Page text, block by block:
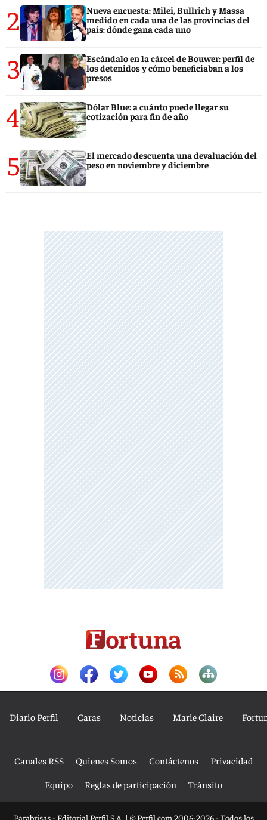
2
Nueva encuesta: Milei, Bullrich y Massa
medido en cada una de las provincias del
país: dónde gana cada uno
3
Escándalo en la cárcel de Bouwer: perfil de
los detenidos y cómo beneficiaban a los
presos
4
Dólar Blue: a cuánto puede llegar su
cotización para fin de año
5
El mercado descuenta una devaluación del
peso en noviembre y diciembre
Diario Perfil Caras Noticias Marie Claire
Canales RSS Quienes Somos Contáctenos
Privacidad
Equipo
Reglas de participación Tránsito
Parabrisas - Editorial Perfil S.A. | © Perfil.com 2006-2026 - Todos los